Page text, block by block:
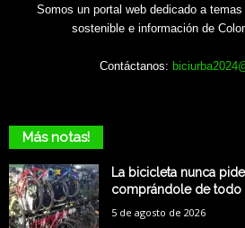
Somos un portal web dedicado a
sostenible e información de
Contáctanos:
Más notas!
La bicicleta nunca
comprándole de todo
5 de agosto de 2026